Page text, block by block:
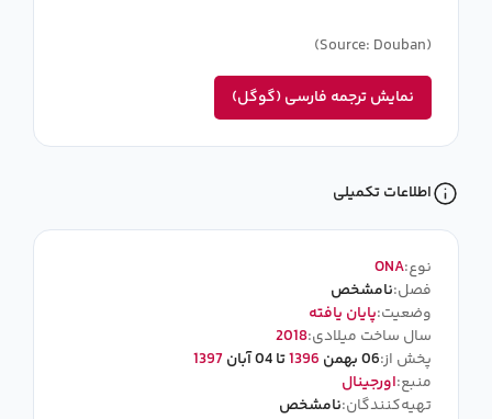
(Source: Douban)
نمایش ترجمه فارسی (گوگل)
اطلاعات تکمیلی
نوع:ONA
فصل:نامشخص
وضعیت:پایان یافته
سال ساخت میلادی:2018
پخش از:06 بهمن 1396تا 04 آبان
1397
منبع:اورجینال
تهیه‌کنندگان:نامشخص